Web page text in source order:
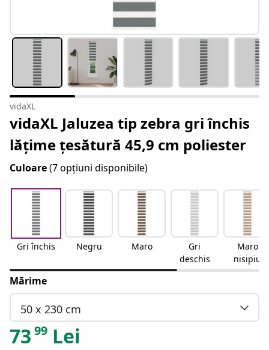
vidaXL
vidaXL Jaluzea tip zebra gri închis
lățime țesătură 45,9 cm poliester
Culoare(7 opțiuni disponibile)
Gri închis Negru Maro
Gri
deschis
Maro
nisipiu
Mărime
50 x 230 cm
73 99 Lei